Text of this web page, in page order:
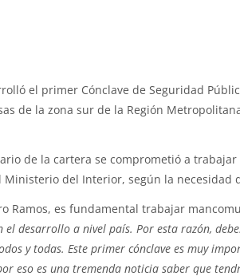
el primer Cónclave de Seguridad
de la zona sur de la Región
de la cartera se comprometió a
del Interior, según la necesidad
Ramos, es fundamental trabajar
el desarrollo a nivel país. Por esta razón,
y todas. Este primer cónclave es muy
eso es una tremenda noticia saber que